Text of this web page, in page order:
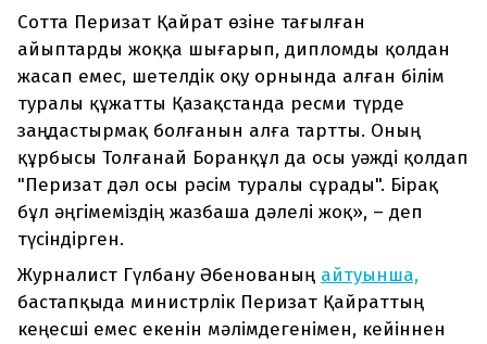
Сотта Перизат Қайрат өзіне тағылған
айыптарды жоққа шығарып, дипломды қолдан
жасап емес, шетелдік оқу орнында алған білім
туралы құжатты Қазақстанда ресми түрде
заңдастырмақ болғанын алға тартты. Оның
құрбысы Толғанай Боранқұл да осы уәжді қолдап
"Перизат дәл осы рәсім туралы сұрады". Бірақ
бұл әңгімеміздің жазбаша дәлелі жоқ», – деп
түсіндірген.
Журналист Гүлбану Әбенованың айтуынша,
бастапқыда министрлік Перизат Қайраттың
кеңесші емес екенін мәлімдегенімен, кейіннен